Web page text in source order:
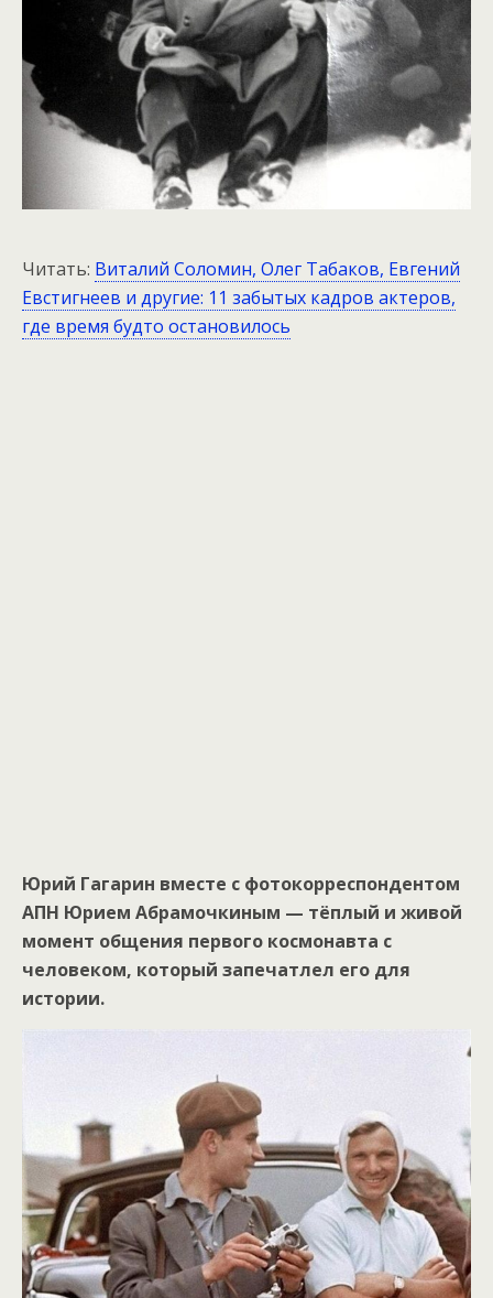
Читать: Виталий Соломин, Олег Табаков, Евгений
Евстигнеев и другие: 11 забытых кадров актеров,
где время будто остановилось
Юрий Гагарин вместе с фотокорреспондентом
АПН Юрием Абрамочкиным — тёплый и живой
момент общения первого космонавта с
человеком, который запечатлел его для
истории.